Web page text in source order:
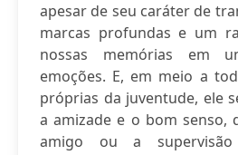
apesar de seu caráter de
marcas profundas e um
nossas memórias em
emoções. E, em meio a
próprias da juventude, ele
a amizade e o bom senso,
amigo ou a supervisão